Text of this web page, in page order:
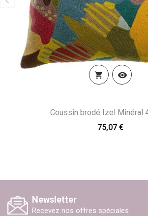
 
Coussin brodé Izel Minéral
75,07 €
Newsletter
Recevez nos offres spéciales